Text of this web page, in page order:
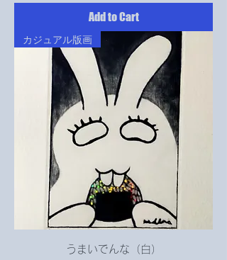
Add to Cart
カジュアル版画
うまいでんな（白）